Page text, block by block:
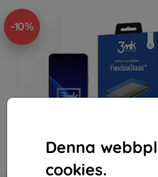
Denna
cookies.
-10%
Rabatt